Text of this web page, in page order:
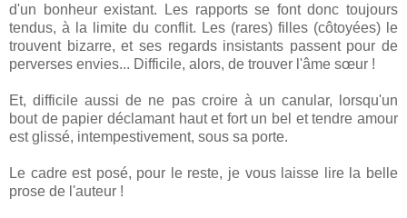
d'un bonheur existant. Les rapports se font donc toujours
tendus, à la limite du conflit. Les (rares) filles (côtoyées) le
trouvent bizarre, et ses regards insistants passent pour de
perverses envies... Difficile, alors, de trouver l'âme sœur !
Et, difficile aussi de ne pas croire à un canular, lorsqu'un
bout de papier déclamant haut et fort un bel et tendre amour
est glissé, intempestivement, sous sa porte.
Le cadre est posé, pour le reste, je vous laisse lire la belle
prose de l'auteur !